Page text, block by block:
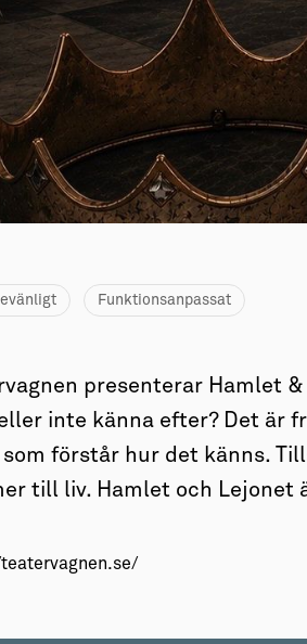
& Familj
Funktionsanpassat
presenterar Hamlet
inte känna efter? Det är
som förstår hur det känns.
till liv. Hamlet och